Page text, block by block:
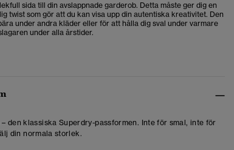
sida till din avslappnade garderob. Detta måste ger dig en
twist som gör att du kan visa upp din autentiska kreativitet. Den
under andra kläder eller för att hålla dig sval under varmare
under alla årstider.
den klassiska Superdry-passformen. Inte för smal, inte för
din normala storlek.